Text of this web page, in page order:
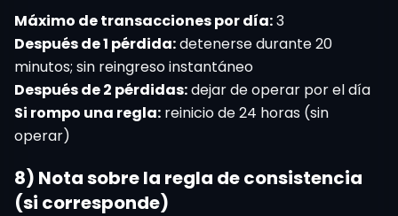
Máximo de transacciones por día:3
Después de 1 pérdida:detenerse durante 20
minutos; sin reingreso instantáneo
Después de 2 pérdidas:dejar de operar por el día
Si rompo una regla: reinicio de 24 horas (sin
operar)
8) Nota sobre la regla de consistencia
(si corresponde)